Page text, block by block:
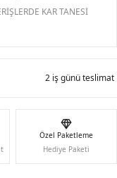
KAR TANESİ
2 iş günü teslimat
Özel Paketleme
Hediye Paketi